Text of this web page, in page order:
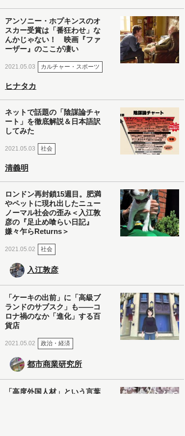
アンソニー・ホプキンスのオ
スカー受賞は「番狂わせ」な
んかじゃない！ 映画『ファ
ーザー』のここが凄い
2021.05.03 カルチャー・スポーツ
ヒナタカ
ネットで話題の「陰謀論チャ
ート」を徹底解説＆日本語訳
してみた
2021.05.03 社会
清義明
ロンドン再封鎖15週目。肥満
やペットに現れ出したニュー
ノーマル社会の歪み＜入江敦
彦の『足止め喰らい日記』
嫌々乍らReturns＞
2021.05.02 社会
入江敦彦
「ケーキの出前」に「高級ブ
ランドのサブスク」も――コ
ロナ禍のなか「進化」する百
貨店
2021.05.02 政治・経済
都市商業研究所
「高度外国人材」という言葉